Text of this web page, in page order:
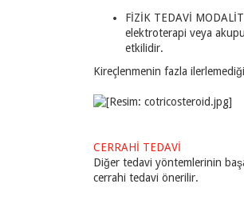
FİZİK TEDAVİ
elektroterapi veya
etkilidir.
Kireçlenmenin fazla
CERRAHİ TEDAVİ
Diğer tedavi yöntemlerinin
cerrahi tedavi önerilir.